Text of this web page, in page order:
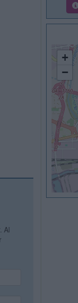
Al
+
−